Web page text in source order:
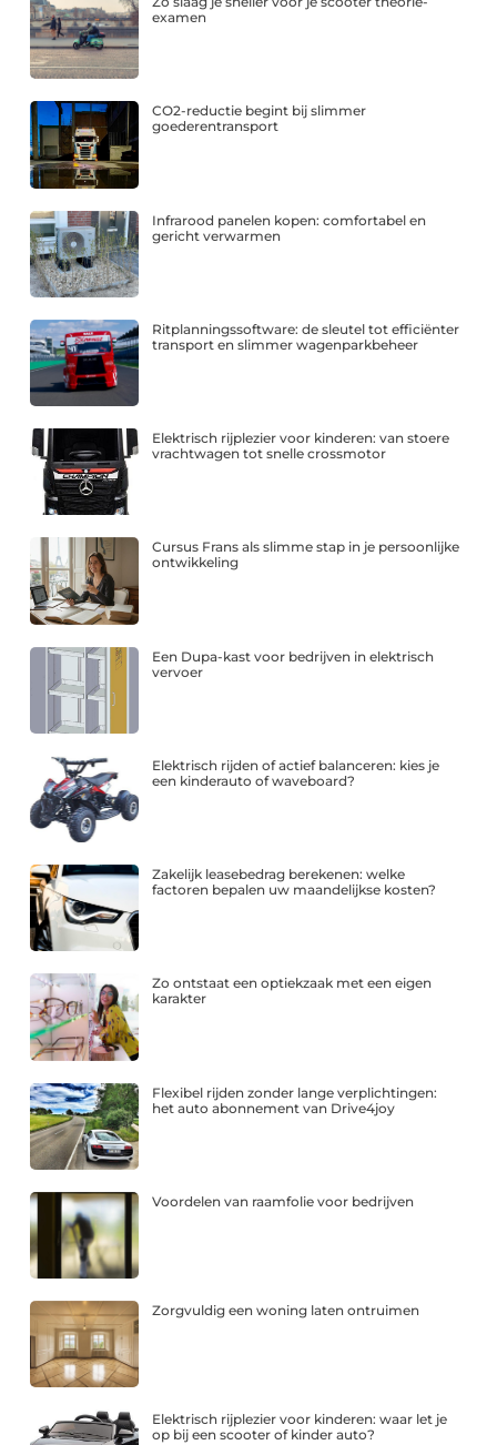
examen
CO2-reductie begint bij slimmer
goederentransport
Infrarood panelen kopen: comfortabel en
gericht verwarmen
Ritplanningssoftware: de sleutel tot efficiënter
transport en slimmer wagenparkbeheer
Elektrisch rijplezier voor kinderen: van stoere
vrachtwagen tot snelle crossmotor
Cursus Frans als slimme stap in je persoonlijke
ontwikkeling
Een Dupa-kast voor bedrijven in elektrisch
vervoer
Elektrisch rijden of actief balanceren: kies je
een kinderauto of waveboard?
Zakelijk leasebedrag berekenen: welke
factoren bepalen uw maandelijkse kosten?
Zo ontstaat een optiekzaak met een eigen
karakter
Flexibel rijden zonder lange verplichtingen:
het auto abonnement van Drive4joy
Voordelen van raamfolie voor bedrijven
Zorgvuldig een woning laten ontruimen
Elektrisch rijplezier voor kinderen: waar let je
op bij een scooter of kinder auto?